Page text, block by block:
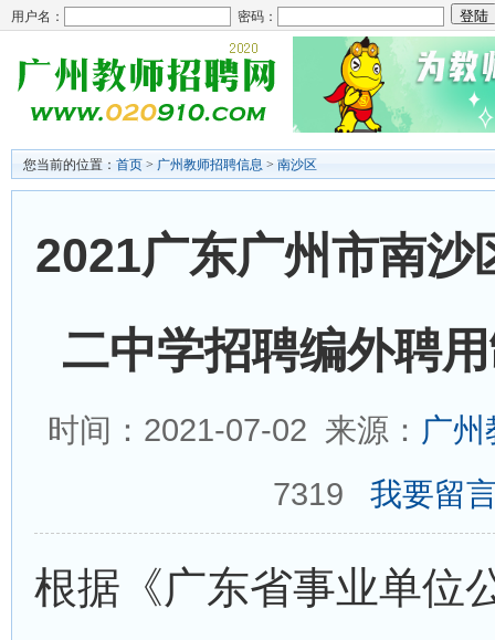
用户名： 密码：
您当前的位置： 首页 > 广州教师招聘信息 > 南沙区
2021广东广州市南沙
二中学招聘编外聘
时间：2021-07-02 来源： 广
7319 我要留
根据《广东省事业单位